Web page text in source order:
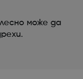
може да